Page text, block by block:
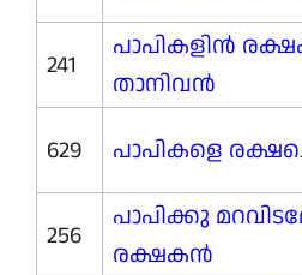
241
പാപികളിൻ
താനിവൻ
629
പാപികളെ
256
പാപിക്കു
രക്ഷകൻ